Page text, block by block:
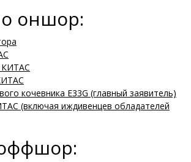
оншор:
КИТАС
кочевника E33G (главный заявитель)
(включая иждивенцев обладателей